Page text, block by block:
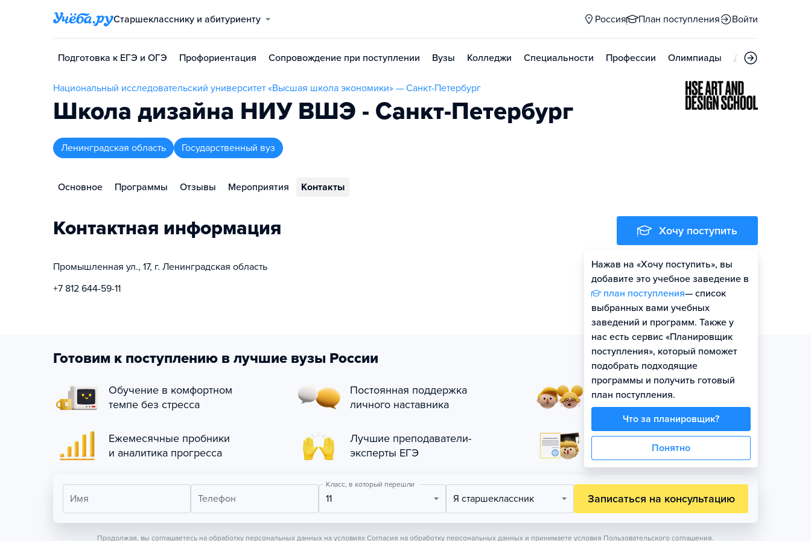
Старшекласснику и абитуриенту Россия План поступления Войти
Подготовка к ЕГЭ и ОГЭ Профориентация Сопровождение при поступлении Вузы Колледжи Специальности Профессии Олимпиады Дни открытых
Национальный исследовательский университет «Высшая школа экономики» — Санкт-Петербург
Школа дизайна НИУ ВШЭ - Санкт-Петербург
Ленинградская область Государственный вуз
Основное Программы Отзывы Мероприятия Контакты
Контактная информация
Промышленная ул., 17, г. Ленинградская область
+7 812 644-59-11
Хочу поступить
Нажав на «Хочу поступить», вы
добавите это учебное заведение в
план поступления— список
выбранных вами учебных
заведений и программ. Также у
нас есть сервис «Планировщик
поступления», который поможет
подобрать подходящие
программы и получить готовый
план поступления.
Что за планировщик?
Понятно
Оценить шансы
Готовим к поступлению в лучшие вузы России
Обучение в комфортном
темпе без стресса
Постоянная поддержка
личного наставника
Занятия в небольших
группах по уровню
Ежемесячные пробники
и аналитика прогресса
Лучшие преподаватели-
эксперты ЕГЭ
Официальная гарантия
поступления на бюджет
Имя Телефон
Класс, в который перешли
11 Я старшеклассник Записаться на консультацию
Продолжая, вы соглашаетесь на обработку персональных данных на условиях Согласия на обработку персональных данных и принимаете условия Пользовательского соглашения.